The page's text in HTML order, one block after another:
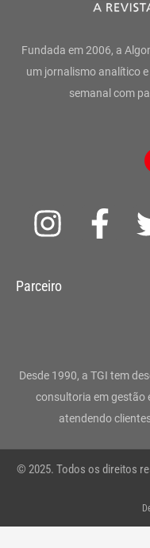
Fundada em 2006, a
um jornalismo analítico
semanal com
I
s
g
r
a
m
F
a
o
o
k
-
Parceiro
Desde 1990, a TGI tem
consultoria em gestão
atendendo
© 2025. Todos os direitos